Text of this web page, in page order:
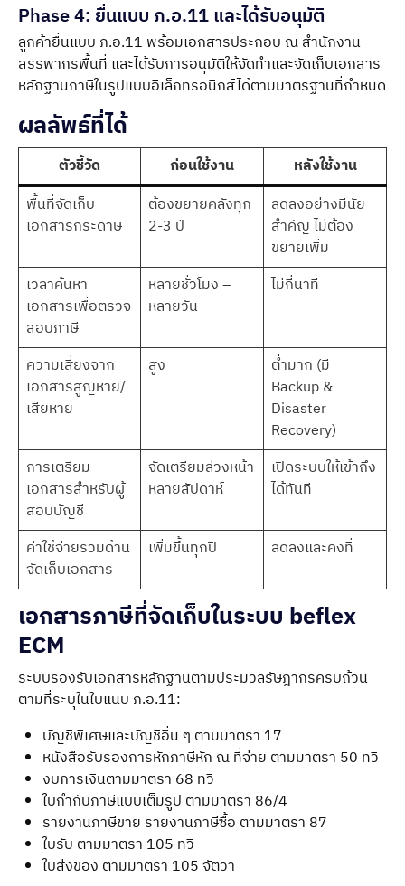
Phase 4: ยื่นแบบ ภ.อ.11 และได้รับอนุมัติ
ลูกค้ายื่นแบบ ภ.อ.11 พร้อมเอกสารประกอบ ณ สำนักงาน
สรรพากรพื้นที่ และได้รับการอนุมัติให้จัดทำและจัดเก็บเอกสาร
หลักฐานภาษีในรูปแบบอิเล็กทรอนิกส์ได้ตามมาตรฐานที่กำหนด
ผลลัพธ์ที่ได้
ตัวชี้วัด ก่อนใช้งาน
หลังใช้งาน
พื้นที่จัดเก็บ
เอกสารกระดาษ
ต้องขยายคลังทุก
2-3 ปี
ลดลงอย่างมีนัย
สำคัญ ไม่ต้อง
ขยายเพิ่ม
เวลาค้นหา
เอกสารเพื่อตรวจ
สอบภาษี
หลายชั่วโมง –
หลายวัน
ไม่กี่นาที
ความเสี่ยงจาก
เอกสารสูญหาย/
เสียหาย
สูง
ต่ำมาก (มี
Backup &
Disaster
Recovery)
การเตรียม
เอกสารสำหรับผู้
สอบบัญชี
จัดเตรียมล่วงหน้า
หลายสัปดาห์
เปิดระบบให้เข้าถึง
ได้ทันที
ค่าใช้จ่ายรวมด้าน
จัดเก็บเอกสาร
เพิ่มขึ้นทุกปี ลดลงและคงที่
เอกสารภาษีที่จัดเก็บในระบบ beflex
ECM
ระบบรองรับเอกสารหลักฐานตามประมวลรัษฎากรครบถ้วน
ตามที่ระบุในใบแนบ ภ.อ.11:
บัญชีพิเศษและบัญชีอื่น ๆ ตามมาตรา 17
หนังสือรับรองการหักภาษีหัก ณ ที่จ่าย ตามมาตรา 50 ทวิ
งบการเงินตามมาตรา 68 ทวิ
ใบกำกับภาษีแบบเต็มรูป ตามมาตรา 86/4
รายงานภาษีขาย รายงานภาษีซื้อ ตามมาตรา 87
ใบรับ ตามมาตรา 105 ทวิ
ใบส่งของ ตามมาตรา 105 จัตวา